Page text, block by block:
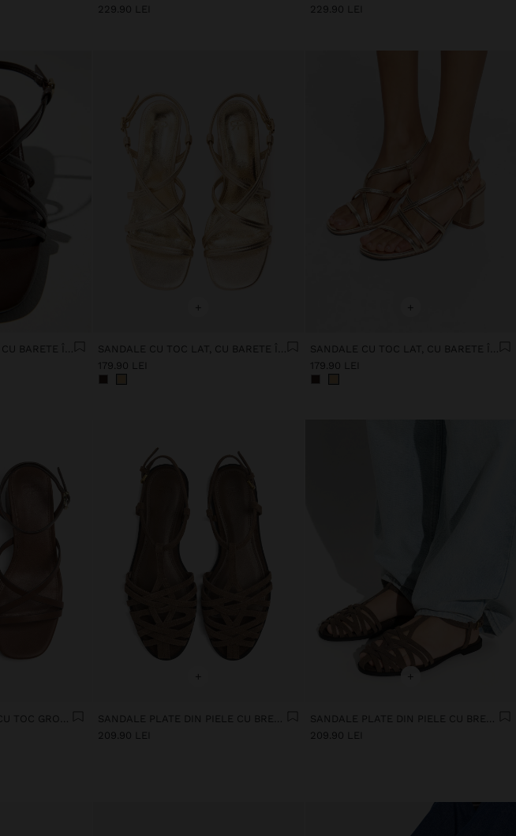
229.90 LEI
229.90 LEI
SANDALE CU TOC LAT, CU BARETE ÎNCRUCIȘATE
+
SANDALE CU TOC LAT, CU BARETE ÎNCRUCIȘATE
179.90 LEI
+
SANDALE CU TOC LAT, CU BARETE ÎNCRUCIȘATE
179.90 LEI
+
209.90 LEI
+
209.90 LEI